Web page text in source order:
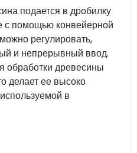
подается в дробилку
с помощью конвейерной
регулировать,
и непрерывный ввод.
обработки древесины
делает ее высоко
в